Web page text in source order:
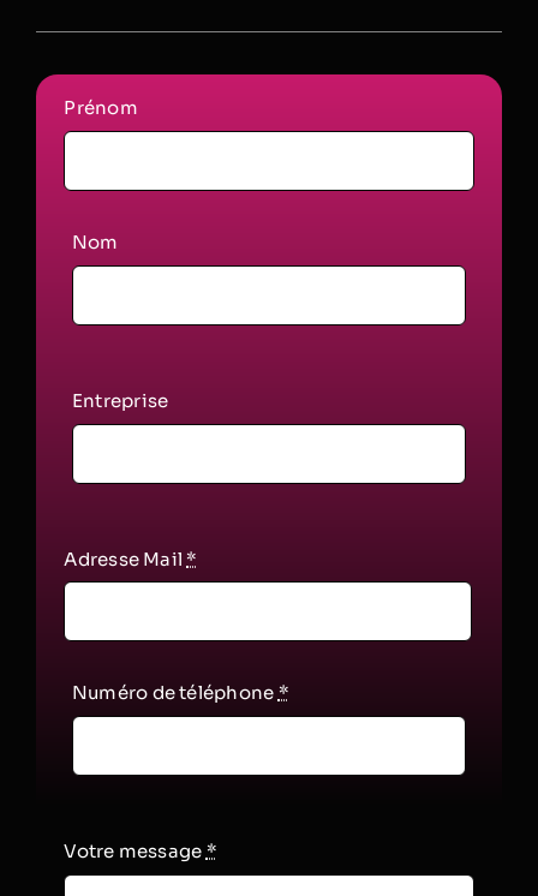
Prénom
Nom
Entreprise
Adresse Mail *
Numéro de téléphone *
Votre message *